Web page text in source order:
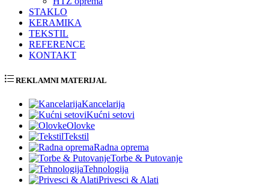
STAKLO
KERAMIKA
TEKSTIL
REFERENCE
KONTAKT
REKLAMNI MATERIJAL
Kancelarija
Kućni setovi
Olovke
Tekstil
Radna oprema
Torbe & Putovanje
Tehnologija
Privesci & Alati